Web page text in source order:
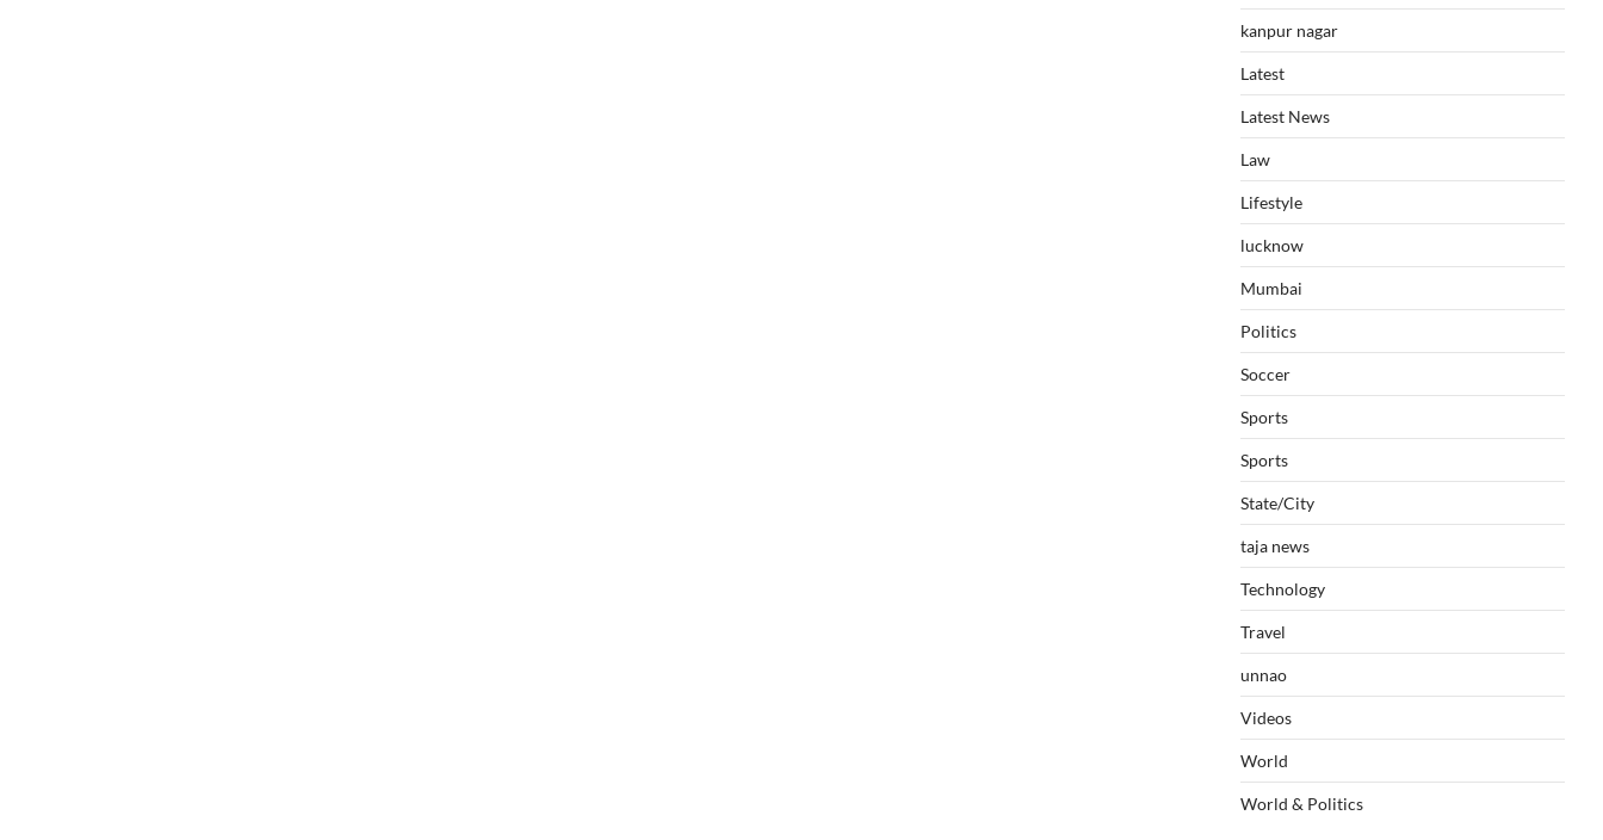
kanpur nagar
Latest
Latest News
Law
Lifestyle
lucknow
Mumbai
Politics
Soccer
Sports
Sports
State/City
taja news
Technology
Travel
unnao
Videos
World
World & Politics